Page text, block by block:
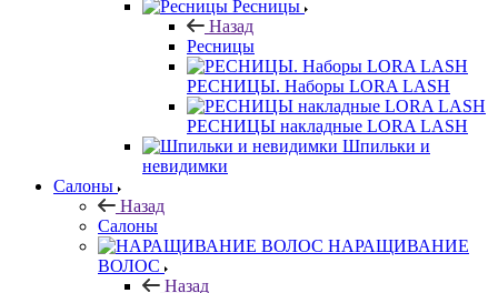
Ресницы
Назад
Ресницы
РЕСНИЦЫ. Наборы LORA LASH
РЕСНИЦЫ накладные LORA LASH
Шпильки и
невидимки
Салоны
Назад
Салоны
НАРАЩИВАНИЕ
ВОЛОС
Назад